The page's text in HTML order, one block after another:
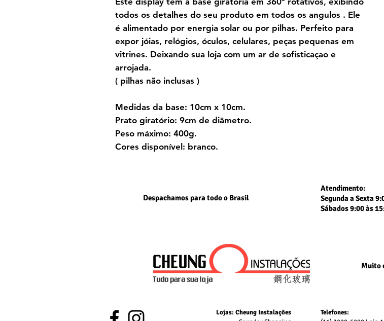
todos os detalhes do seu produto em todos os angulos . Ele
é alimentado por energia solar ou por pilhas. Perfeito para
expor jóias, relógios, óculos, celulares, peças pequenas em
vitrines. Deixando sua loja com um ar de sofisticaçao e
arrojada.
( pilhas não inclusas )
Medidas da base: 10cm x 10cm.
Prato giratório: 9cm de diâmetro.
Peso máximo: 400g.
Cores disponível: branco.
Despachamos para todo o Brasil
Atendimento:
Segunda a Sexta
Sábados 9:00 às
Lojas: Cheung Instalações
Muito
Telefones: